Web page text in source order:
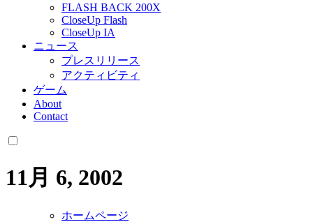
FLASH BACK 200X
CloseUp Flash
CloseUp IA
ニュース
プレスリリース
アクティビティ
ゲーム
About
Contact
11月 6, 2002
ホームページ